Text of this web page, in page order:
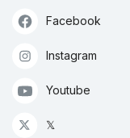
Facebook
Instagram
Youtube
𝕏